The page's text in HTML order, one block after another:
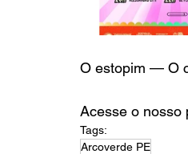
O estopim — O
Acesse o nosso
Tags:
Arcoverde PE